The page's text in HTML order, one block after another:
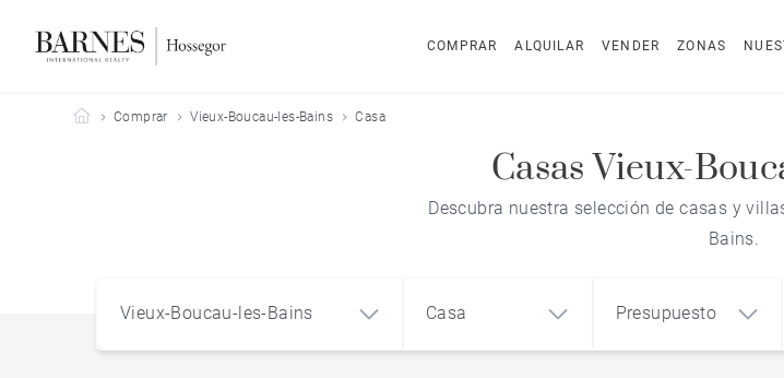
COMPRAR ALQUILAR VENDER ZONAS
Barnes Hossegor
Comprar Vieux-Boucau-les-Bains Casa
Casas Vieux-
Descubra nuestra selección de casas y
Bains.
Vieux-Boucau-les-Bains Casa Presupuesto